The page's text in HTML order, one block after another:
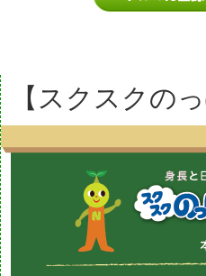
【スクスクの